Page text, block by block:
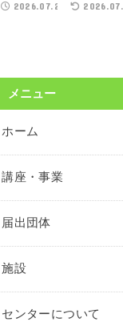
2026.07.21
メニュー
ホーム
講座・事業
届出団体
施設
センターについて